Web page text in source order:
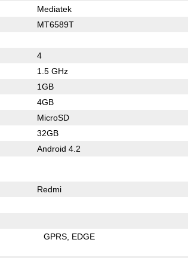
Mediatek
MT6589T
4
1.5 GHz
1GB
4GB
MicroSD
32GB
Android 4.2
Redmi
GPRS EDGE